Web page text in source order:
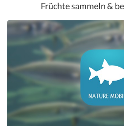
Früchte sammeln &